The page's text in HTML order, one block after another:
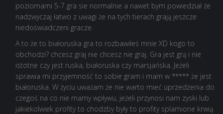
poziomami 5-7 gra sie normalnie a nawet bym powiedział że
nadzwyczaj łatwo z uwagi że na tych tierach grają jeszcze
niedoświadczeni gracze.
A to że to białoruska gra to rozbawiłeś mnie XD kogo to
obchodzi? chcesz graj nie chcesz nie graj. Gra jest grą i nie
istotne czy jest ruska, białoruska czy marsjańska. Jeżeli
sprawia mi przyjemność to sobie gram i mam w ***** że jest
białoruska. W życiu uważam że nie warto mieć uprzedzenia do
czegoś na co nie mamy wpływu, jeżeli przynosi nam zyski lub
jakiekolwiek profity to chodzby były to profity splamione krwią